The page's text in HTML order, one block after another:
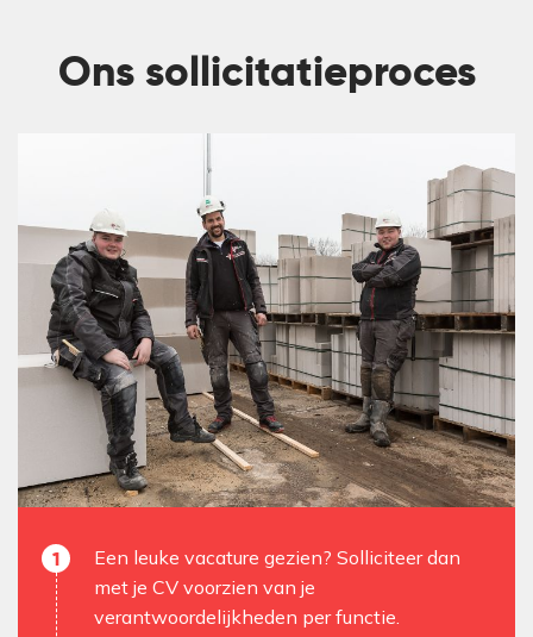
Ons sollicitatieproces
Een leuke vacature gezien? Solliciteer dan
met je CV voorzien van je
verantwoordelijkheden per functie.